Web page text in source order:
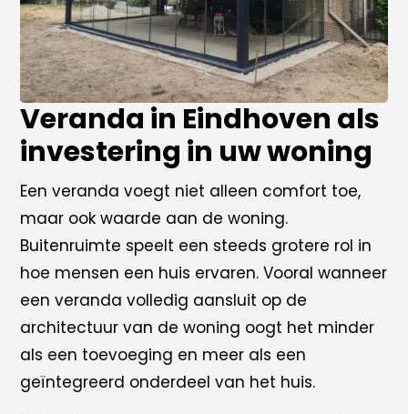
Veranda in Eindhoven als
investering in uw woning
Een veranda voegt niet alleen comfort toe,
maar ook waarde aan de woning.
Buitenruimte speelt een steeds grotere rol in
hoe mensen een huis ervaren. Vooral wanneer
een veranda volledig aansluit op de
architectuur van de woning oogt het minder
als een toevoeging en meer als een
geïntegreerd onderdeel van het huis.